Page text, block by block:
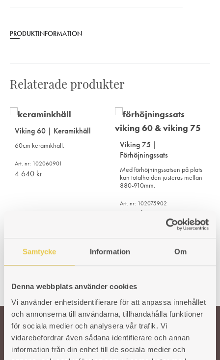
Samtycke Information Om
Denna webbplats använder cookies
Vi använder enhetsidentifierare för att anpassa innehållet
och annonserna till användarna, tillhandahålla funktioner
för sociala medier och analysera vår trafik. Vi
vidarebefordrar även sådana identifierare och annan
information från din enhet till de sociala medier och
PRODUKTINFORMATION
Relaterade produkter
Viking 60 | Keramikhäll
60cm keramikhäll.
Art. nr: 102060901
4 640 kr
Viking 75 |
Förhöjningssats
Med förhöjningssatsen på plats
kan totalhöjden justeras mellan
880-910mm.
Art. nr: 102075902
1 946 kr
Välkommen till oss!